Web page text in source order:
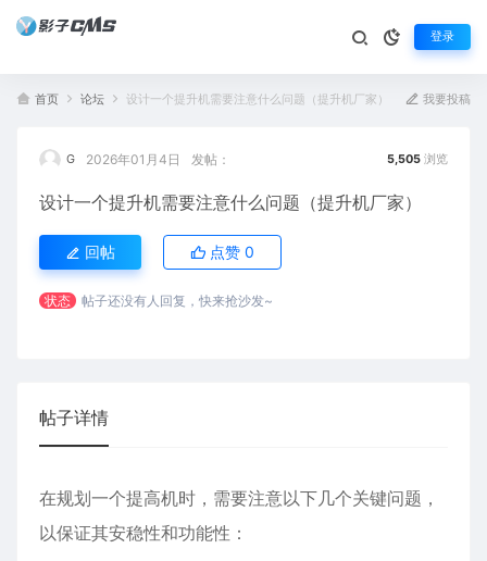
登录
首页 论坛 设计一个提升机需要注意什么问题（提升机厂家） 我要投稿
G 2026年01月4日 发帖： 5,505 浏览
设计一个提升机需要注意什么问题（提升机厂家）
回帖 点赞 0
状态 帖子还没有人回复，快来抢沙发~
帖子详情
在规划一个提高机时，需要注意以下几个关键问题，
以保证其安稳性和功能性：